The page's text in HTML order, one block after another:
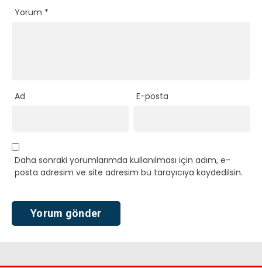
Yorum *
Ad E-posta
Daha sonraki yorumlarımda kullanılması için adım, e-
posta adresim ve site adresim bu tarayıcıya kaydedilsin.